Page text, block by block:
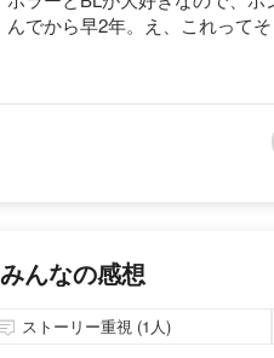
んでから早2年。え、これって
みんなの感想
ストーリー重視 (1人)